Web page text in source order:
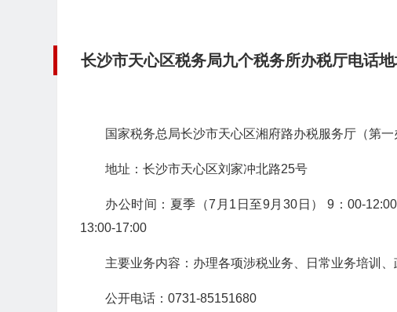
长沙市天心区税务局九个税务所办税厅电话
国家税务总局长沙市天心区湘府路办税服务厅（第一
地址：长沙市天心区刘家冲北路25号
办公时间：夏季（7月1日至9月30日） 9：00-
13:00-17:00
主要业务内容：办理各项涉税业务、日常业务培训
公开电话：0731-85151680